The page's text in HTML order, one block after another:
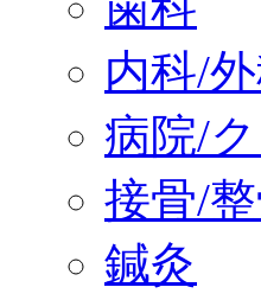
内科/
病院/
接骨/
鍼灸